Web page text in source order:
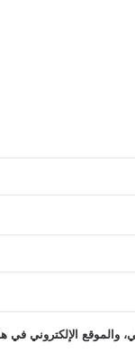
والموقع الإلكتروني في